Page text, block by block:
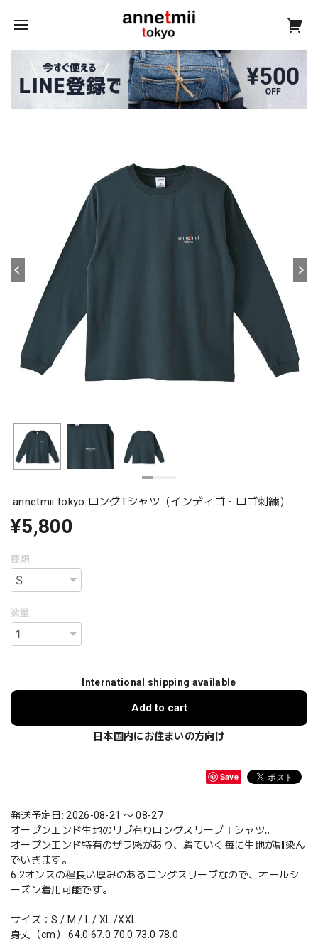
annetmii tokyo ロングTシャツ（インディゴ・ロゴ刺繍）
¥5,800
種類
数量
International shipping available
Add to cart
日本国内にお住まいの方向け
Save
発送予定日: 2026-08-21 〜 08-27
オープンエンド生地のリブ有りロングスリーブＴシャツ。
オープンエンド特有のザラ感があり、着ていく毎に生地が馴染ん
でいきます。
6.2オンスの程良い厚みのあるロングスリーブなので、オールシ
ーズン着用可能です。
サイズ：S / M / L / XL /XXL
身丈（cm） 64.0 67.0 70.0 73.0 78.0